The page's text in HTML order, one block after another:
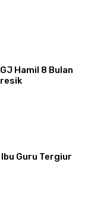
Hamil 8 Bulan
Guru Tergiur